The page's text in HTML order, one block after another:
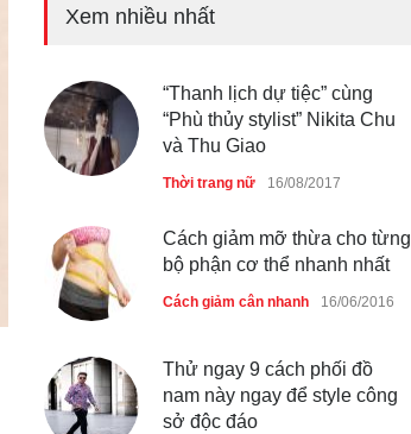
Mẫu áo khoác đẹp cho phụ
Chiếc áo dài cưới của Hoa
hậu Đỗ Hà ?
Xem nhiều nhất
“Thanh lịch dự tiệc” cùng
“Phù thủy stylist” Nikita Chu
và Thu Giao
Thời trang nữ 16/08/2017
Cách giảm mỡ thừa cho từng
bộ phận cơ thể nhanh nhất
Cách giảm cân nhanh 16/06/2016
Thử ngay 9 cách phối đồ
nam này ngay để style công
sở độc đáo